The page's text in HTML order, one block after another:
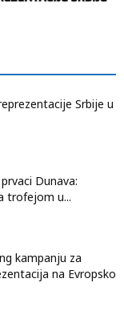
Srbije u
Dunava:
trofejom u...
kampanju za
na Evropsko